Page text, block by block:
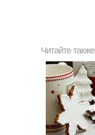
Читайте также